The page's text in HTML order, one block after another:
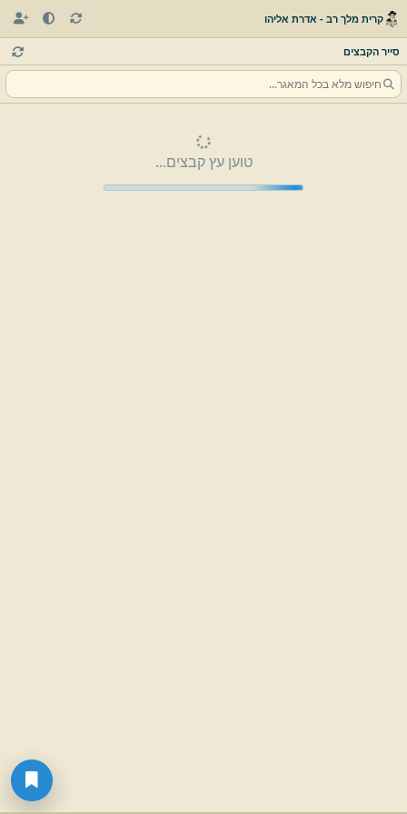
קרית מלך רב - אדרת אליהו
סייר הקבצים
טוען עץ קבצים...